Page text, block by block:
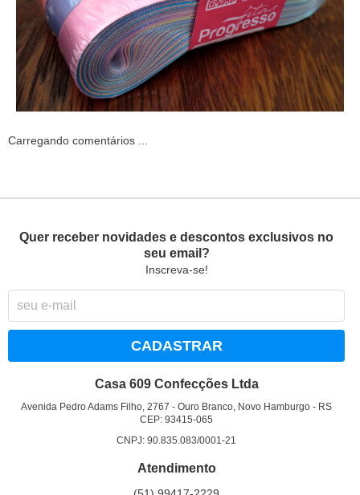
Carregando comentários ...
Quer receber novidades e descontos exclusivos no
seu email?
Inscreva-se!
CADASTRAR
Casa 609 Confecções Ltda
Avenida Pedro Adams Filho, 2767 -Ouro Branco, Novo Hamburgo - RS
CEP: 93415-065
CNPJ: 90.835.083/0001-21
Atendimento